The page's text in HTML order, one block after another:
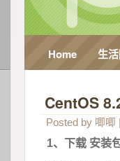
Home 生
CentOS
Posted by 唧唧
1、下载 安装包